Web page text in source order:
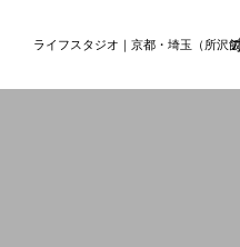
ライフスタジオ｜京都・埼玉（所沢